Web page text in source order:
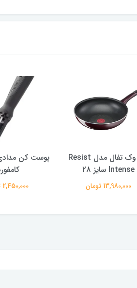
تابه وک تفال مدل Resist
Intense سایز 28
13,980,000 تومان
پوست کن
2,450,000 تومان